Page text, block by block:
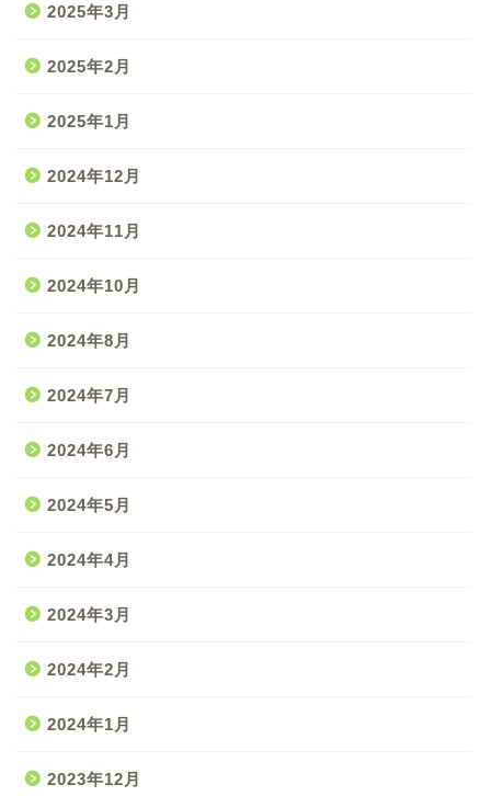
2025年3月
2025年2月
2025年1月
2024年12月
2024年11月
2024年10月
2024年8月
2024年7月
2024年6月
2024年5月
2024年4月
2024年3月
2024年2月
2024年1月
2023年12月